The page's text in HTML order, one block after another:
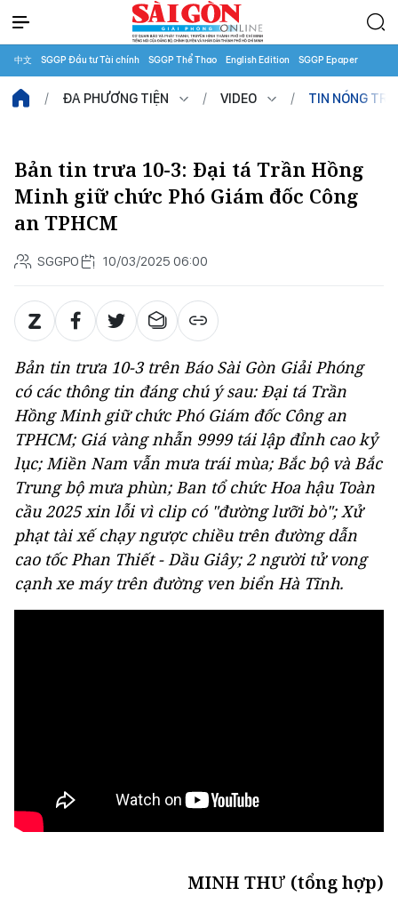
中文 SGGP Đầu tư Tài chính SGGP Thể Thao English Edition SGGP Epaper
ĐA PHƯƠNG TIỆN VIDEO TIN NÓNG
Bản tin trưa 10-3: Đại tá Trần Hồng
Minh giữ chức Phó Giám đốc Công
an TPHCM
SGGPO 10/03/2025 06:00
Bản tin trưa 10-3 trên Báo Sài Gòn Giải Phóng
có các thông tin đáng chú ý sau: Đại tá Trần
Hồng Minh giữ chức Phó Giám đốc Công an
TPHCM; Giá vàng nhẫn 9999 tái lập đỉnh cao kỷ
lục; Miền Nam vẫn mưa trái mùa; Bắc bộ và Bắc
Trung bộ mưa phùn; Ban tổ chức Hoa hậu Toàn
cầu 2025 xin lỗi vì clip có "đường lưỡi bò"; Xử
phạt tài xế chạy ngược chiều trên đường dẫn
cao tốc Phan Thiết - Dầu Giây; 2 người tử vong
cạnh xe máy trên đường ven biển Hà Tĩnh.
MINH THƯ (tổng hợp)